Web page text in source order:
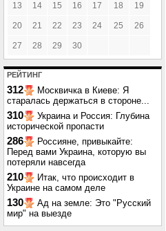
13 14 15 16 17 18 19
20 21 22 23 24 25 26
27 28 29 30
РЕЙТИНГ
312
Москвичка в Киеве: Я
старалась держаться в стороне...
310
Украина и Россия: Глубина
исторической пропасти
286
Россияне, привыкайте:
Перед вами Украина, которую вы
потеряли навсегда
210
Итак, что происходит в
Украине на самом деле
130
Ад на земле: Это "Русский
мир" на выезде